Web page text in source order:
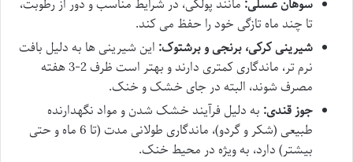
سوهان عسلی: مانند پولکی، در شرایط مناسب و دور از رطوبت،
تا چند ماه تازگی خود را حفظ می کند.
شیرینی کرکی، برنجی و برشتوک: این شیرینی ها به دلیل بافت
نرم تر، ماندگاری کمتری دارند و بهتر است ظرف 2-3 هفته
مصرف شوند، البته در جای خشک و خنک.
جوز قندی: به دلیل فرآیند خشک شدن و مواد نگهدارنده
طبیعی (شکر و گردو)، ماندگاری طولانی مدت (تا 6 ماه و حتی
بیشتر) دارد، به ویژه در محیط خنک.